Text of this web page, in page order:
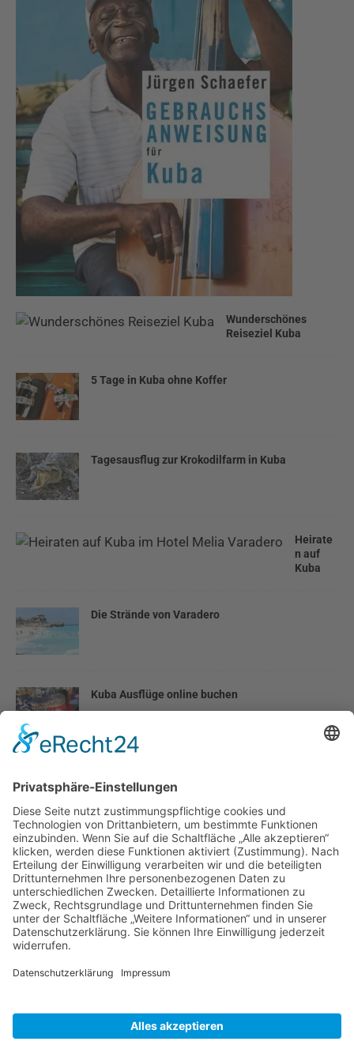
Wunderschönes
Reiseziel Kuba
5 Tage in Kuba ohne Koffer
Tagesausflug zur Krokodilfarm in Kuba
Heirate
n auf
Kuba
Die Strände von Varadero
Kuba Ausflüge online buchen
Erschreckende Fakten zum sozialistischen Kuba
5-Sterne Melia Varadero Hotel in Kuba
Ausflug nach Havanna